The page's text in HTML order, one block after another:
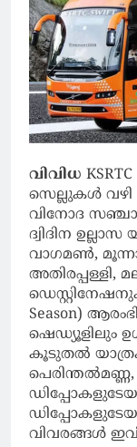
വിവിധ
സെല്ലുകൾ വഴി
വിനോദ
ദ്വിദിന
വാഗമൺ,
അതിരപ്പള്ളി,
Season)
ഷെഡ്യൂളിലും
കൂടുതൽ
വിവരങ്ങൾ